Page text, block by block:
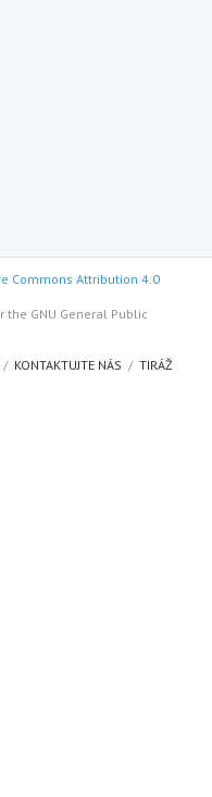
Commons Attribution 4.0
GNU General Public
KONTAKTUJTE NÁS TIRÁŽ